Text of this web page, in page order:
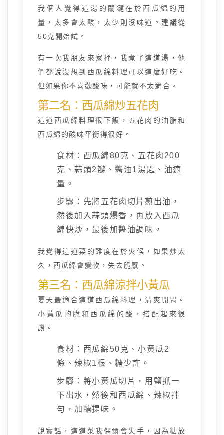
我個人覺得這湯的關鍵在於西瓜綿的用
量，太多會太酸，太少則沒味道。建議從
50克開始試。
有一次我朋友來家裡，我煮了這道湯，他
們都說沒想到西瓜綿料理可以這麼好吃。
但如果你不喜歡酸味，可能就不太適合。
第二名：西瓜綿炒五花肉
這道西瓜綿料理很下飯，五花肉的油脂和
西瓜綿的酸味平衡得很好。
食材：西瓜綿80克、五花肉200
克、蒜頭2瓣、醬油1湯匙、油適
量。
步驟：先將五花肉切片煎出油，
然後加入蒜頭爆香，再放入西瓜
綿快炒，最後加醬油調味。
我覺得這道菜的難度在於火候，如果炒太
久，西瓜綿會變軟，失去脆感。
第三名：西瓜綿涼拌小黃瓜
夏天最適合這道西瓜綿料理，清爽開胃。
小黃瓜的脆和西瓜綿的酸，搭配起來很
讚。
食材：西瓜綿50克、小黃瓜2
條、辣椒1根、糖少許。
步驟：將小黃瓜切片，用鹽抓一
下出水，然後和西瓜綿、辣椒拌
勻，加糖提味。
說實話，這道菜我偶爾會失手，因為糖放